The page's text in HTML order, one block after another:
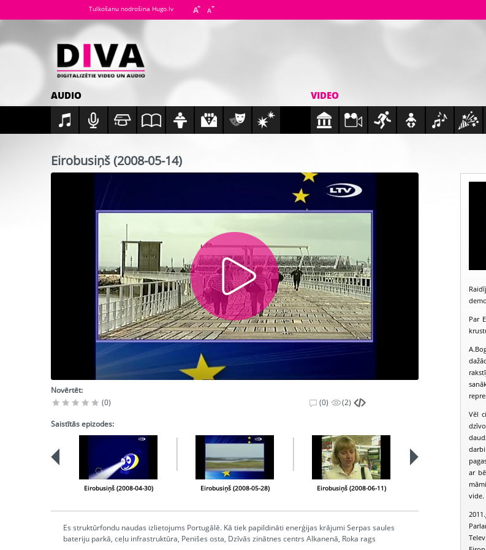
Tulkošanu nodrošina Hugo.lv
AUDIO VIDEO
Eirobusiņš (2008-05-14)
Novērtēt:
(0)
(0) (2)
Saistītās epizodes:
Eirobusiņš (2008-04-30) Eirobusiņš (2008-05-28) Eirobusiņš (2008-06-11) Eirobusiņš
Es struktūrfondu naudas izlietojums Portugālē. Kā tiek papildināti enerģijas krājumi Serpas saules
bateriju parkā, ceļu infrastruktūra, Penišes osta, Dzīvās zinātnes centrs Alkanenā, Roka rags
Par
Vēl
ar
vide.